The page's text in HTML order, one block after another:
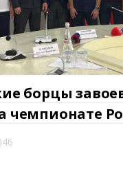
борцы
чемпионате